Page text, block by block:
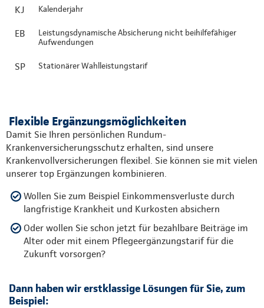
KJ Kalenderjahr
EB
Leistungsdynamische Absicherung nicht beihilfefähiger
Aufwendungen
SP Stationärer Wahlleistungstarif
Flexible Ergänzungsmöglichkeiten
Damit Sie Ihren persönlichen Rundum-
Krankenversicherungsschutz erhalten, sind unsere
Krankenvollversicherungen flexibel. Sie können sie mit vielen
unserer top Ergänzungen kombinieren.
Wollen Sie zum Beispiel Einkommensverluste durch
langfristige Krankheit und Kurkosten absichern
Oder wollen Sie schon jetzt für bezahlbare Beiträge im
Alter oder mit einem Pflegeergänzungstarif für die
Zukunft vorsorgen?
Dann haben wir erstklassige Lösungen für Sie, zum
Beispiel: